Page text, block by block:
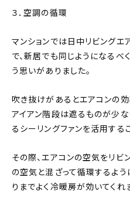
３．空調の循環
マンションでは日中リビング
で、新居でも同じようになるべ
う思いがありました。
吹き抜けがあるとエアコンの
アイアン階段は遮るものが少な
るシーリングファンを活用する
その際、エアコンの空気をリ
の空気と混ざって循環するよ
りまでよく冷暖房が効いてくれ